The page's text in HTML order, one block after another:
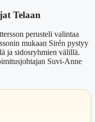
Telaan
perusteli valintaa
mukaan Sirén pystyy
ja sidosryhmien välillä.
Suvi-Anne